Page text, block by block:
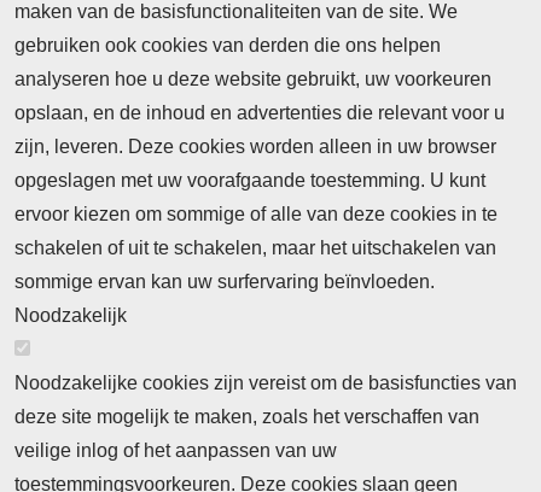
maken van de basisfunctionaliteiten van de site. We
gebruiken ook cookies van derden die ons helpen
analyseren hoe u deze website gebruikt, uw voorkeuren
opslaan, en de inhoud en advertenties die relevant voor u
zijn, leveren. Deze cookies worden alleen in uw browser
opgeslagen met uw voorafgaande toestemming. U kunt
ervoor kiezen om sommige of alle van deze cookies in te
schakelen of uit te schakelen, maar het uitschakelen van
sommige ervan kan uw surfervaring beïnvloeden.
Noodzakelijk
Noodzakelijke cookies zijn vereist om de basisfuncties van
deze site mogelijk te maken, zoals het verschaffen van
veilige inlog of het aanpassen van uw
toestemmingsvoorkeuren. Deze cookies slaan geen
Nieuws
Neem contact op
Algemene Leveringsvoorwaarden
Cookieverklaring
Privacyverklaring